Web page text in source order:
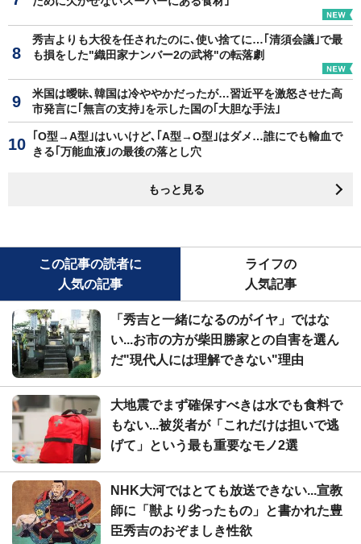
秀吉よりも大役を任されたのに､使い捨てに…｢清須会議｣で最
も損をした"織田家ナンバー2の武将"の転落劇
米国は曖昧､韓国は冷ややかだったが…習近平を激怒させた高
市発言に｢無言の支持｣を示した国の｢大胆な手法｣
｢O型→A型｣はいいけど､｢A型→O型｣はダメ…誰にでも輸血で
きる｢万能血液｣の最後の落とし穴
もっと見る
この記事の読者に
人気の記事
ライフの
人気記事
「秀吉と一緒になるのがイヤ」ではな
い...お市の方が柴田勝家との自害を選ん
だ"現代人には理解できない"理由
大地震でまず確保すべきは水でも食料で
もない...被災者が「これだけは担いで逃
げて」という最も重要なモノ2選
NHK大河ではとても放送できない...宣教
師に「獣より劣ったもの」と書かれた豊
臣秀吉のおぞましき性欲